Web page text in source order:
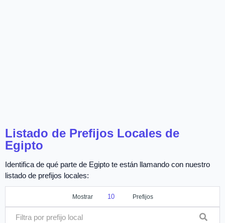
Listado de Prefijos Locales de
Egipto
Identifica de qué parte de Egipto te están llamando con nuestro
listado de prefijos locales:
Mostrar Prefijos